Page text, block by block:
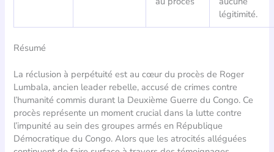
légitimité.
Résumé
La réclusion à perpétuité est au cœur du procès de Roger
Lumbala, ancien leader rebelle, accusé de crimes contre
l’humanité commis durant la Deuxième Guerre du Congo. Ce
procès représente un moment crucial dans la lutte contre
l’impunité au sein des groupes armés en République
Démocratique du Congo. Alors que les atrocités alléguées